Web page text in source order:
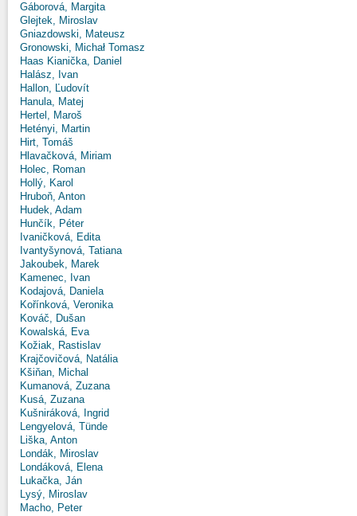
Gáborová, Margita
Glejtek, Miroslav
Gniazdowski, Mateusz
Gronowski, Michał Tomasz
Haas Kianička, Daniel
Halász, Ivan
Hallon, Ľudovít
Hanula, Matej
Hertel, Maroš
Hetényi, Martin
Hirt, Tomáš
Hlavačková, Miriam
Holec, Roman
Hollý, Karol
Hruboň, Anton
Hudek, Adam
Hunčík, Péter
Ivaničková, Edita
Ivantyšynová, Tatiana
Jakoubek, Marek
Kamenec, Ivan
Kodajová, Daniela
Kořínková, Veronika
Kováč, Dušan
Kowalská, Eva
Kožiak, Rastislav
Krajčovičová, Natália
Kšiňan, Michal
Kumanová, Zuzana
Kusá, Zuzana
Kušniráková, Ingrid
Lengyelová, Tünde
Liška, Anton
Londák, Miroslav
Londáková, Elena
Lukačka, Ján
Lysý, Miroslav
Macho, Peter